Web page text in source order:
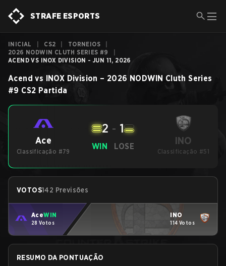
STRAFE ESPORTS
INICIAL CS2 TORNEIOS
2026 NODWIN CLUTH SERIES #9
ACEND VS INOX DIVISION - JUN 11, 2026
Acend vs INOX Division – 2026 NODWIN Cluth Series
#9 CS2 Partida
Ace
Classificação #79
WIN
2 - 1
LOSE INO
Classificação #51
VOTOS142 Previsões
AceWIN
28 Votos
INO
114 Votos
RESUMO DA PONTUAÇÃO